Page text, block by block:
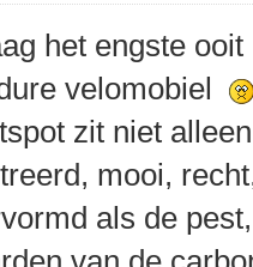
het engste
velomobiel
zit niet
mooi,
als de